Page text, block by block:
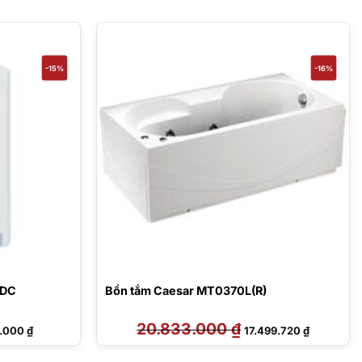
-15%
₫Giá
hiện
tại
-16%
Bồn tắm Caesar MT0370L(R)
20.833.000₫ Giá
gốc
là:
17.499.720₫Giá
hiện
tại